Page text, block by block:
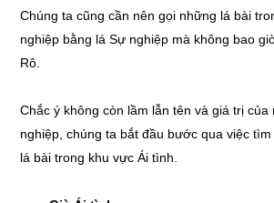
Chúng ta cũng cần nên gọi những lá bài
nghiệp bằng lá Sự nghiệp mà không bao
Rô.
Chắc ý không còn lầm lẫn tên và giá trị của
nghiệp, chúng ta bắt đầu bước qua việc
lá bài trong khu vực Ái tình.